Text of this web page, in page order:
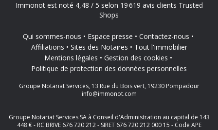
Immonot est noté 4,48 / 5 selon 19 619 avis clients Trusted
Shops
Qui sommes-nous Espace presse
Contactez-nous
Affiliations
Sites des Notaires
Tout l'immobilier
Mentions légales
Gestion des cookies
Politique de protection des données personnelles
Groupe Notariat Services, 13 Rue du Bois vert, 19230 Pompadour
info@immonot.com
Groupe Notariat Services SA à Conseil d'Administration au capital de 143
448 € - RC BRIVE 676 720 212 - SIRET 676 720 212 000 15 - Code APE